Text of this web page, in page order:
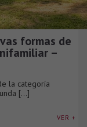
formas de
–
la categoría
[...]
VER +